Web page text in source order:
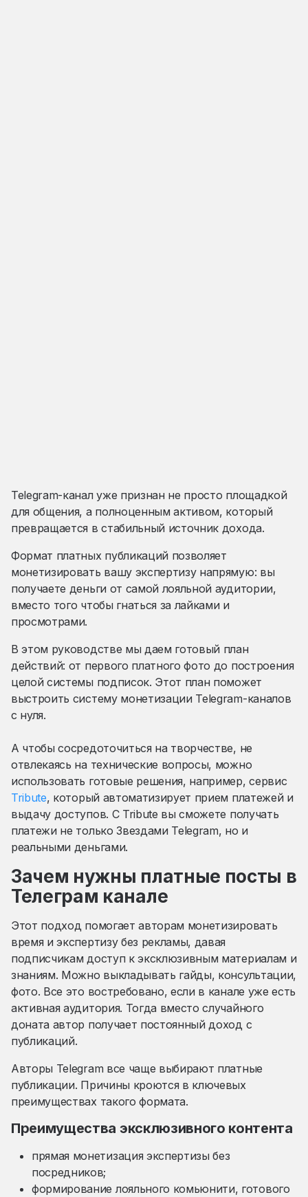
Telegram-канал уже признан не просто площадкой
для общения, а полноценным активом, который
превращается в стабильный источник дохода.
Формат платных публикаций позволяет
монетизировать вашу экспертизу напрямую: вы
получаете деньги от самой лояльной аудитории,
вместо того чтобы гнаться за лайками и
просмотрами.
В этом руководстве мы даем готовый план
действий: от первого платного фото до построения
целой системы подписок. Этот план поможет
выстроить систему монетизации Telegram-каналов
с нуля.
А чтобы сосредоточиться на творчестве, не
отвлекаясь на технические вопросы, можно
использовать готовые решения, например, сервис
Tribute, который автоматизирует прием платежей и
выдачу доступов. С Tribute вы сможете получать
платежи не только Звездами Telegram, но и
реальными деньгами.
Зачем нужны платные посты в
Телеграм канале
Этот подход помогает авторам монетизировать
время и экспертизу без рекламы, давая
подписчикам доступ к эксклюзивным материалам и
знаниям. Можно выкладывать гайды, консультации,
фото. Все это востребовано, если в канале уже есть
активная аудитория. Тогда вместо случайного
доната автор получает постоянный доход с
публикаций.
Авторы Telegram все чаще выбирают платные
публикации. Причины кроются в ключевых
преимуществах такого формата.
Преимущества эксклюзивного контента
прямая монетизация экспертизы без
посредников;
формирование лояльного комьюнити, готового